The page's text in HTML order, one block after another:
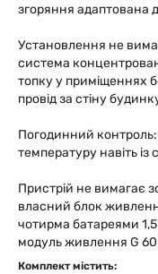
згоряння адаптована
Установлення не
система
топку у приміщеннях
провід за стіну
Погодинний
температуру навіть
Пристрій не вимагає
власний блок
чотирма батареями
модуль живлення G
Комплект містить: